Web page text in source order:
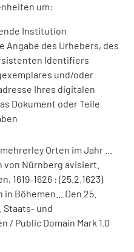
um:
Institution
Angabe des Urhebers, des
Identifiers
und/oder
Ihres digitalen
Dokument oder Teile
Orten im Jahr ...
Nürnberg avisiert.
1619-1626 : (25.2.1623)
in Böhemen... Den 25.
Staats- und
Public Domain Mark 1.0